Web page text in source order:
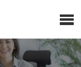
毒机_中央家用新风系统